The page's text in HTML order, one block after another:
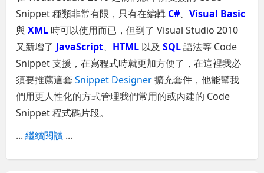
Snippet 種類非常有限，只有在編輯 C#、Visual Basic
與XML 時可以使用而已，但到了 Visual Studio 2010
又新增了 JavaScript、 HTML 以及SQL語法等 Code
Snippet 支援，在寫程式時就更加方便了，在這裡我必
須要推薦這套Snippet Designer擴充套件，他能幫我
們用更人性化的方式管理我們常用的或內建的 Code
Snippet 程式碼片段。
...繼續閱讀 ...